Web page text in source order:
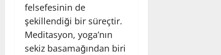
felsefesinin de
şekillendiği bir süreçtir.
Meditasyon, yoga’nın
sekiz basamağından biri